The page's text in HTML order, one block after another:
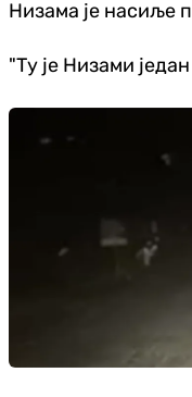
Низама је насиље
"Ту је Низами